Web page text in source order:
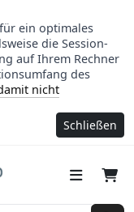
ein optimales
die Session-
auf Ihrem Rechner
des
nicht
Schließen